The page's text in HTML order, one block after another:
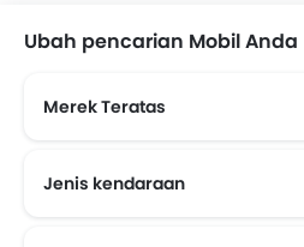
Ubah pencarian Mobil Anda
Merek Teratas
Jenis kendaraan